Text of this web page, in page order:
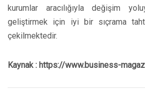
kurumlar aracılığıyla değişim
geliştirmek için iyi bir sıçrama
çekilmektedir.
Kaynak : https://www.business-